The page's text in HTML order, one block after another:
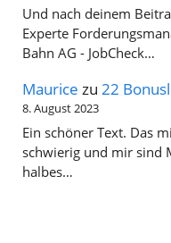
Und nach deinem
Experte
Bahn AG - JobCheck…
Maurice zu 22
8. August 2023
Ein schöner Text. Das
schwierig und mir sind
halbes…